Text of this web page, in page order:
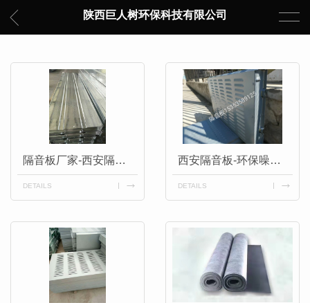
陕西巨人树环保科技有限公司
隔音板厂家-西安隔音降噪工程
DETAILS
西安隔音板-环保噪音治理
DETAILS